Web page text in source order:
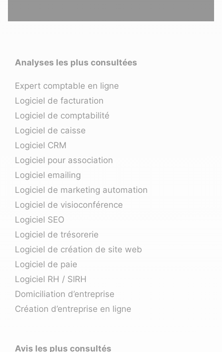
Analyses les plus consultées
Expert comptable en ligne
Logiciel de facturation
Logiciel de comptabilité
Logiciel de caisse
Logiciel CRM
Logiciel pour association
Logiciel emailing
Logiciel de marketing automation
Logiciel de visioconférence
Logiciel SEO
Logiciel de trésorerie
Logiciel de création de site web
Logiciel de paie
Logiciel RH / SIRH
Domiciliation d’entreprise
Création d’entreprise en ligne
Avis les plus consultés